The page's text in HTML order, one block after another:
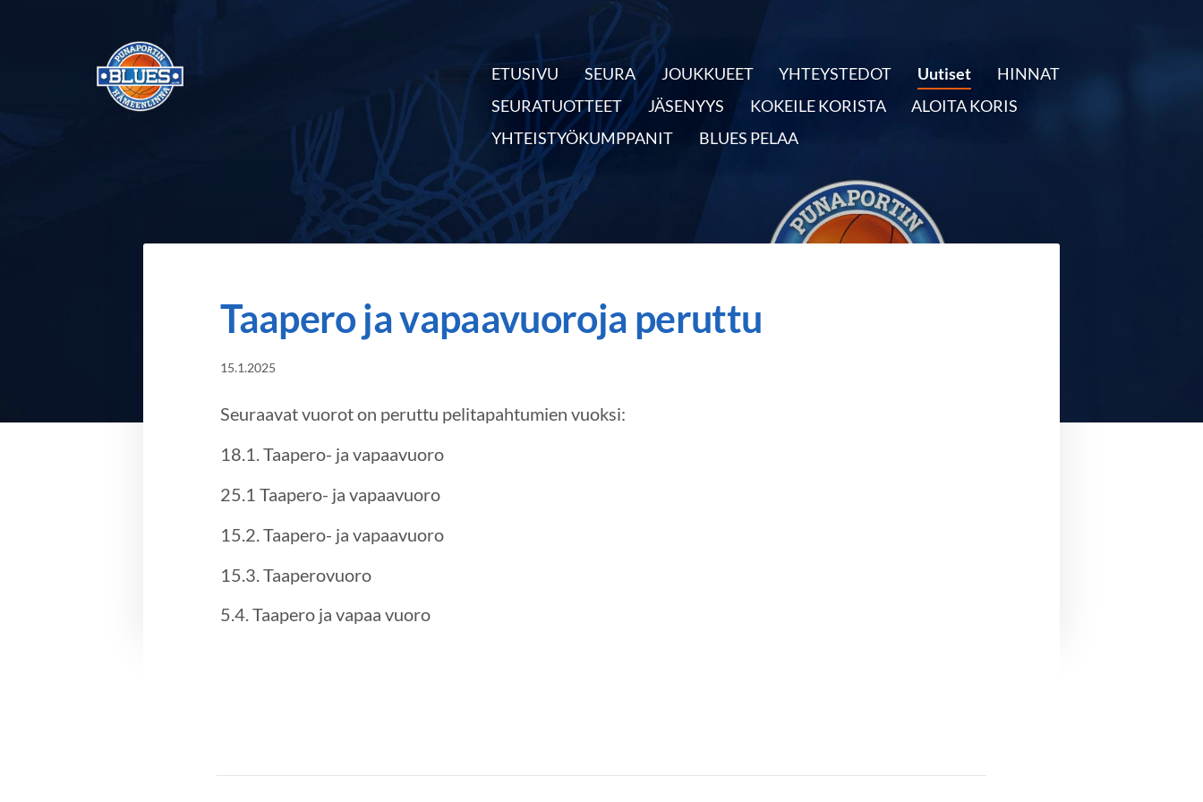
Punaportin Blues - Koripalloa Hämeenlinnassa ETUSIVU SEURA JOUKKUEET YHTEYSTEDOT Uutiset
HINNAT
SEURATUOTTEET
JÄSENYYS KOKEILE KORISTA
ALOITA KORIS
YHTEISTYÖKUMPPANIT
BLUES PELAA
Taapero ja vapaavuoroja peruttu
15.1.2025
Seuraavat vuorot on peruttu pelitapahtumien vuoksi:
18.1. Taapero- ja vapaavuoro
25.1 Taapero- ja vapaavuoro
15.2. Taapero- ja vapaavuoro
15.3. Taaperovuoro
5.4. Taapero ja vapaa vuoro